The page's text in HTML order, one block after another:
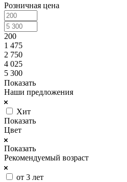
Розничная цена
200
1 475
2 750
4 025
5 300
Показать
Наши предложения
Хит
Показать
Цвет
Показать
Рекомендуемый возраст
от 3 лет